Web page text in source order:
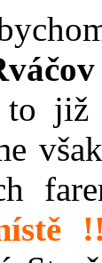
to již